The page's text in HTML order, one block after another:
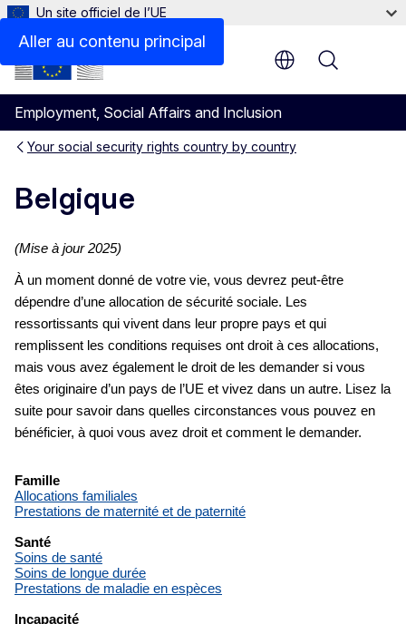
Aller au contenu principal
Un site officiel de l’UE
Employment, Social Affairs and Inclusion
Menu
Your social security rights country by country
Belgique